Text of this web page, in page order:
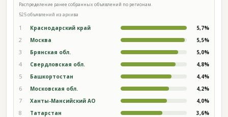
Распределение ранее собранных объявлений по регионам.
525 объявлений из архива
1 Краснодарский край 5,7%
2 Москва 5,5%
3 Брянская обл. 5,0%
4 Свердловская обл. 4,8%
5 Башкортостан 4,4%
6 Московская обл. 4,2%
7 Ханты-Мансийский АО 4,0%
8 Татарстан 3,6%